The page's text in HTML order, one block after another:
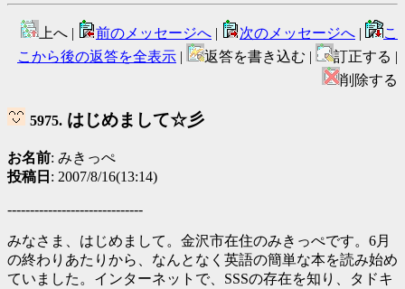
上へ | 前のメッセージへ | 次のメッセージへ |
こ
こから後の返答を全表示 | 返答を書き込む |
訂正する |
削除する
5975. はじめまして☆彡
お名前: みきっぺ
投稿日 : 2007/8/16(13:14)
------------------------------
みなさま、はじめまして。金沢市在住のみきっぺです。6月
の終わりあたりから、なんとなく英語の簡単な本を読み始め
ていました。インターネットで、SSSの存在を知り、タドキ